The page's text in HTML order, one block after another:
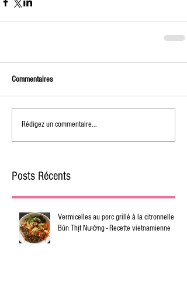
Commentaires
Rédigez un commentaire...
Posts Récents
Vermicelles au porc grillé à la citronnelle -
Bún Thịt Nướng - Recette vietnamienne